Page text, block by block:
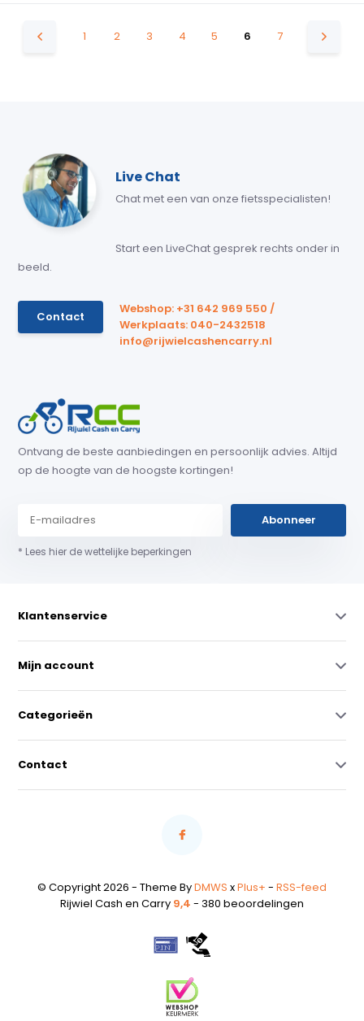
1 2 3 4 5 6 7
Live Chat
Chat met een van onze fietsspecialisten!
Start een LiveChat gesprek rechts onder in
beeld.
Contact
Webshop: +31 642 969 550 /
Werkplaats: 040-2432518
info@rijwielcashencarry.nl
Ontvang de beste aanbiedingen en persoonlijk advies. Altijd
op de hoogte van de hoogste kortingen!
Abonneer
* Lees hier de wettelijke beperkingen
Klantenservice
Mijn account
Categorieën
Contact
© Copyright 2026 - Theme ByDMWS xPlus+ - RSS-feed
Rijwiel Cash en Carry 9,4 - 380 beoordelingen